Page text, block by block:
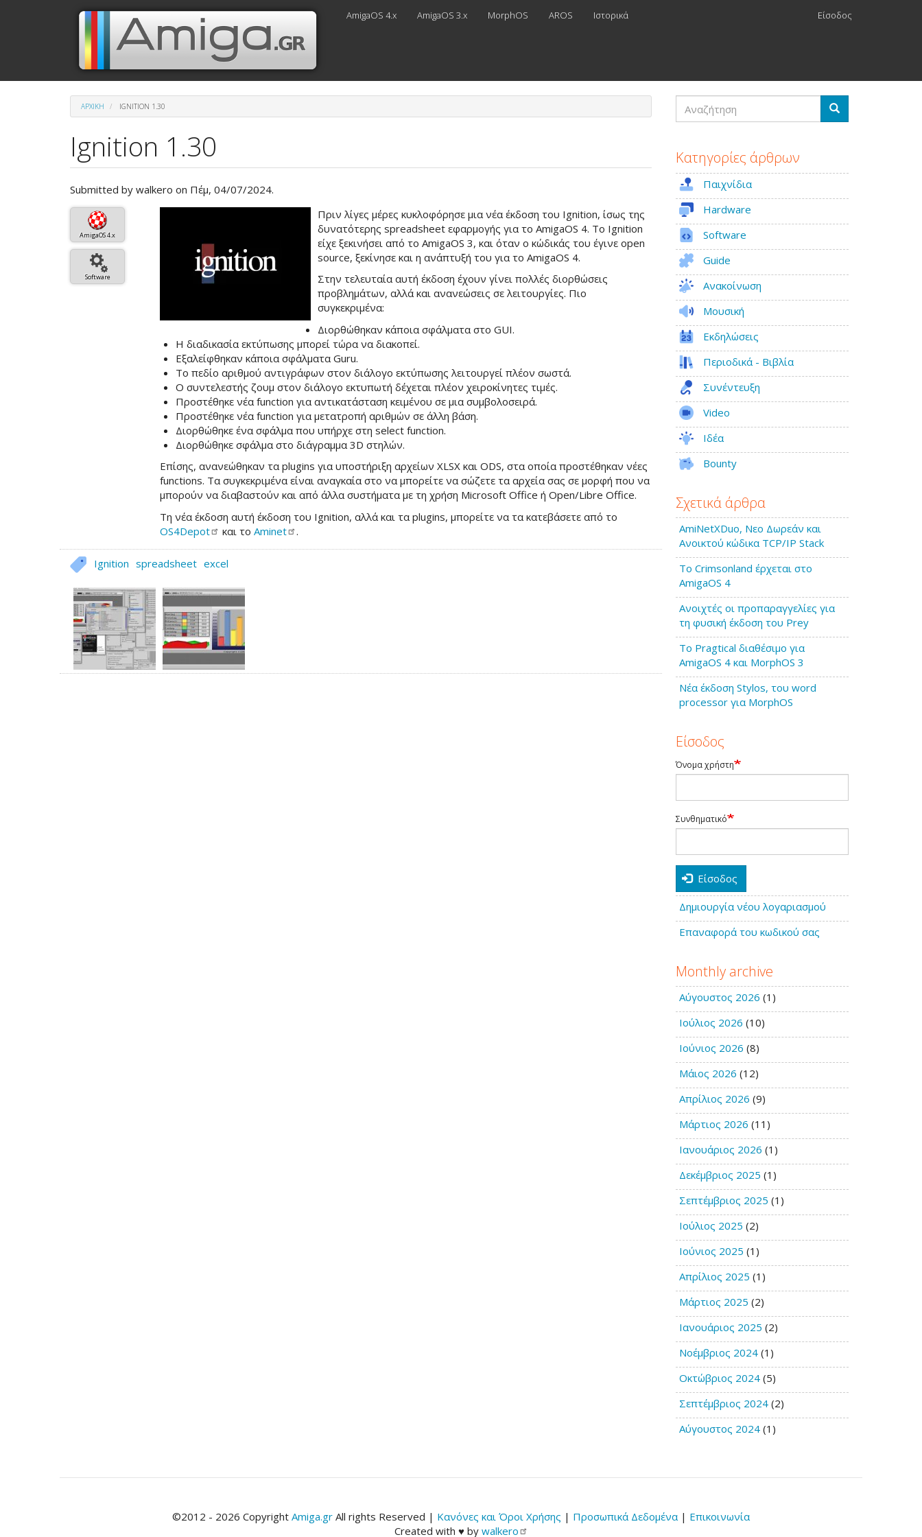
Μενού
λογαριασμού
χρήστη
Είσοδος
Κεντρική
πλοήγηση
AmigaOS 4.x AmigaOS 3.x MorphOS AROS Ιστορικά
ΑΡΧΙΚΉ IGNITION 1.30
Ignition 1.30
Submitted by walkero on Πέμ, 04/07/2024.
AmigaOS 4.x
Software
άρθρου
Πριν λίγες μέρες κυκλοφόρησε μια νέα έκδοση του Ignition, ίσως της
δυνατότερης spreadsheet εφαρμογής για το AmigaOS 4. Το Ignition
είχε ξεκινήσει από το AmigaOS 3, και όταν ο κώδικάς του έγινε open
source, ξεκίνησε και η ανάπτυξή του για το AmigaOS 4.
Στην τελευταία αυτή έκδοση έχουν γίνει πολλές διορθώσεις
προβλημάτων, αλλά και ανανεώσεις σε λειτουργίες. Πιο
συγκεκριμένα:
Διορθώθηκαν κάποια σφάλματα στο GUI.
Η διαδικασία εκτύπωσης μπορεί τώρα να διακοπεί.
Εξαλείφθηκαν κάποια σφάλματα Guru.
Το πεδίο αριθμού αντιγράφων στον διάλογο εκτύπωσης λειτουργεί πλέον σωστά.
Ο συντελεστής ζουμ στον διάλογο εκτυπωτή δέχεται πλέον χειροκίνητες τιμές.
Προστέθηκε νέα function για αντικατάσταση κειμένου σε μια συμβολοσειρά.
Προστέθηκε νέα function για μετατροπή αριθμών σε άλλη βάση.
Διορθώθηκε ένα σφάλμα που υπήρχε στη select function.
Διορθώθηκε σφάλμα στο διάγραμμα 3D στηλών.
Επίσης, ανανεώθηκαν τα plugins για υποστήριξη αρχείων XLSX και ODS, στα οποία προστέθηκαν νέες
functions. Τα συγκεκριμένα είναι αναγκαία στο να μπορείτε να σώζετε τα αρχεία σας σε μορφή που να
μπορούν να διαβαστούν και από άλλα συστήματα με τη χρήση Microsoft Office ή Open/Libre Office.
Τη νέα έκδοση αυτή έκδοση του Ignition, αλλά και τα plugins, μπορείτε να τα κατεβάσετε από το
OS4Depot
και τοAminet .
Ignition spreadsheet excel
Αναζήτηση
Αναζήτηση
Κατηγορίες άρθρων
Παιχνίδια
Hardware
Software
Guide
Ανακοίνωση
Μουσική
Εκδηλώσεις
Περιοδικά - Βιβλία
Συνέντευξη
Video
Ιδέα
Bounty
Σχετικά άρθρα
AmiNetXDuo, Νεο Δωρεάν και
Ανοικτού κώδικα TCP/IP Stack
Το Crimsonland έρχεται στο
AmigaOS 4
Ανοιχτές οι προπαραγγελίες για
τη φυσική έκδοση του Prey
Το Pragtical διαθέσιμο για
AmigaOS 4 και MorphOS 3
Νέα έκδοση Stylos, του word
processor για MorphOS
Είσοδος
Όνομα χρήστη
Συνθηματικό
Είσοδος
Δημιουργία νέου λογαριασμού
Επαναφορά του κωδικού σας
Monthly archive
Αύγουστος 2026 (1)
Ιούλιος 2026 (10)
Ιούνιος 2026 (8)
Μάιος 2026 (12)
Απρίλιος 2026 (9)
Μάρτιος 2026 (11)
Ιανουάριος 2026 (1)
Δεκέμβριος 2025 (1)
Σεπτέμβριος 2025 (1)
Ιούλιος 2025 (2)
Ιούνιος 2025 (1)
Απρίλιος 2025 (1)
Μάρτιος 2025 (2)
Ιανουάριος 2025 (2)
Νοέμβριος 2024(1)
Οκτώβριος 2024(5)
Σεπτέμβριος 2024(2)
Αύγουστος 2024(1)
©2012 - 2026 Copyright Amiga.gr All rights Reserved | Κανόνες και Όροι Χρήσης | Προσωπικά Δεδομένα | Επικοινωνία
Created with ♥ by walkero